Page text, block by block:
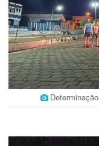
Determinação